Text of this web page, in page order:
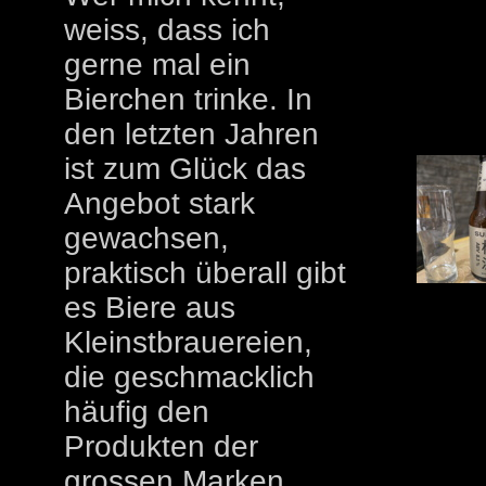
weiss, dass ich
gerne mal ein
Bierchen trinke. In
den letzten Jahren
ist zum Glück das
Angebot stark
gewachsen,
praktisch überall gibt
es Biere aus
Kleinstbrauereien,
die geschmacklich
häufig den
Produkten der